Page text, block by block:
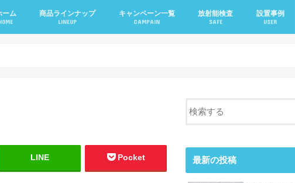
ーム 商品ラインナップ
LINEUP
キャンペーン一覧
CAMPAIN
放射能検査
SAFE
設置事例
USER
LINE Pocket 最新の投稿